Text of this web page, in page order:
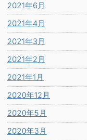
2021年6月
2021年4月
2021年3月
2021年2月
2021年1月
2020年12月
2020年5月
2020年3月